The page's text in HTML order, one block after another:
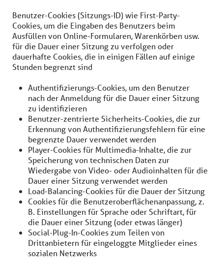
Benutzer-Cookies (Sitzungs-ID) wie First-Party-
Cookies, um die Eingaben des Benutzers beim
Ausfüllen von Online-Formularen, Warenkörben usw.
für die Dauer einer Sitzung zu verfolgen oder
dauerhafte Cookies, die in einigen Fällen auf einige
Stunden begrenzt sind
Authentifizierungs-Cookies, um den Benutzer
nach der Anmeldung für die Dauer einer Sitzung
zu identifizieren
Benutzer-zentrierte Sicherheits-Cookies, die zur
Erkennung von Authentifizierungsfehlern für eine
begrenzte Dauer verwendet werden
Player-Cookies für Multimedia-Inhalte, die zur
Speicherung von technischen Daten zur
Wiedergabe von Video- oder Audioinhalten für die
Dauer einer Sitzung verwendet werden
Load-Balancing-Cookies für die Dauer der Sitzung
Cookies für die Benutzeroberflächenanpassung, z.
B. Einstellungen für Sprache oder Schriftart, für
die Dauer einer Sitzung (oder etwas länger)
Social-Plug-In-Cookies zum Teilen von
Drittanbietern für eingeloggte Mitglieder eines
sozialen Netzwerks